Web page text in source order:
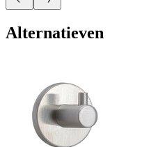
Alternatieven